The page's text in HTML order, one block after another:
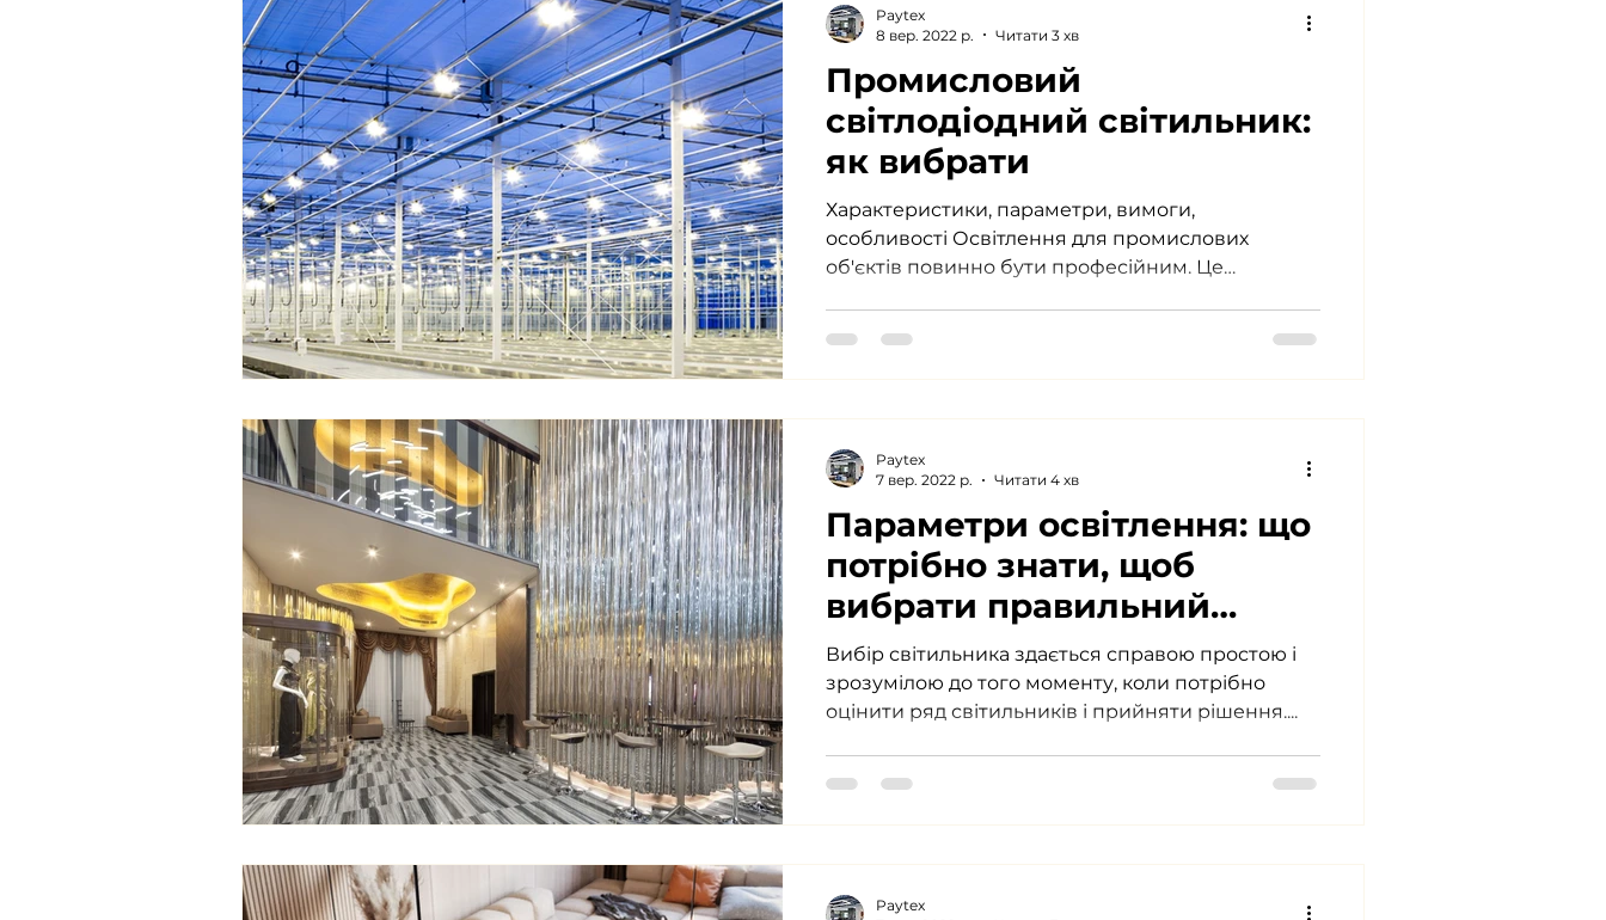
Промисловий
світлодіодний світильник:
як вибрати
Характеристики, параметри, вимоги,
особливості Освітлення для промислових
об'єктів повинно бути професійним. Це
Paytex
8 вер. 2022 р.
Читати 3 хв
Параметри освітлення: що
потрібно знати, щоб
вибрати правильний
світильник
Вибір світильника здається справою простою і
зрозумілою до того моменту, коли потрібно
оцінити ряд світильників і прийняти рішення....
Paytex
7 вер. 2022 р.
Читати 4 хв
Paytex